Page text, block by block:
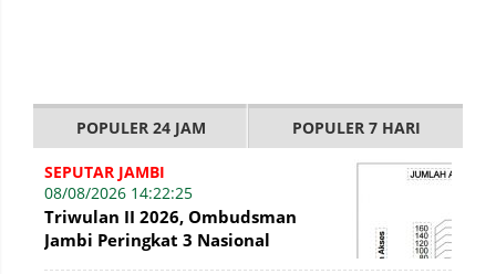
POPULER 24 JAM POPULER 7 HARI
SEPUTAR JAMBI
08/08/2026 14:22:25
Triwulan II 2026, Ombudsman
Jambi Peringkat 3 Nasional